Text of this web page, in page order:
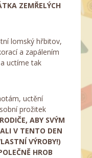
ZEMŘELÝCH
lomský hřbitov,
a zapálením
uctíme tak
uctění
prožitek
ABY SVÝM
V TENTO DEN
VÝROBY!)
HROB